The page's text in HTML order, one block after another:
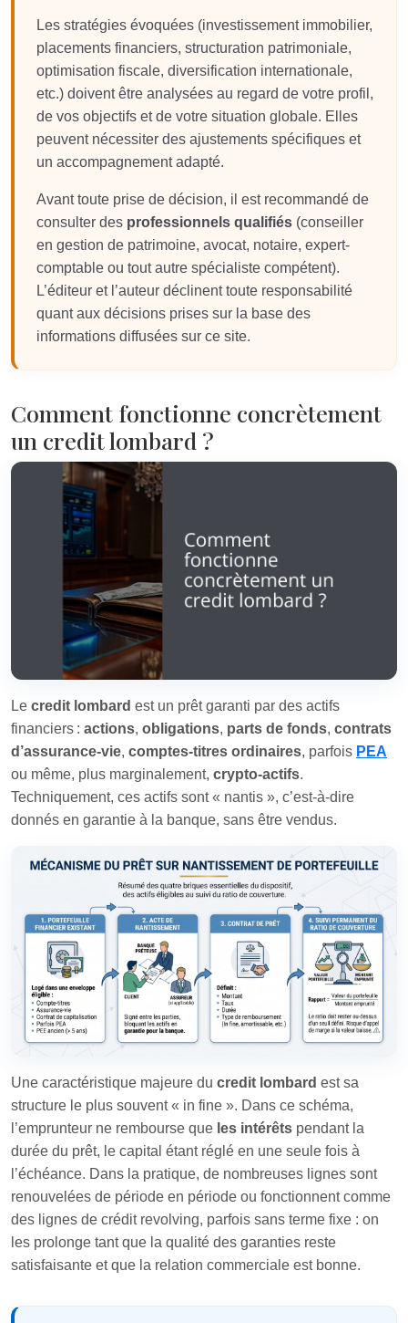
Les stratégies évoquées (investissement immobilier,
placements financiers, structuration patrimoniale,
optimisation fiscale, diversification internationale,
etc.) doivent être analysées au regard de votre profil,
de vos objectifs et de votre situation globale. Elles
peuvent nécessiter des ajustements spécifiques et
un accompagnement adapté.
Avant toute prise de décision, il est recommandé de
consulter des professionnels qualifiés (conseiller
en gestion de patrimoine, avocat, notaire, expert-
comptable ou tout autre spécialiste compétent).
L’éditeur et l’auteur déclinent toute responsabilité
quant aux décisions prises sur la base des
informations diffusées sur ce site.
Comment fonctionne concrètement
un credit lombard ?
Le credit lombard est un prêt garanti par des actifs
financiers : actions, obligations, parts de fonds, contrats
d’assurance-vie, comptes-titres ordinaires, parfois PEA
ou même, plus marginalement, crypto-actifs.
Techniquement, ces actifs sont « nantis », c’est-à-dire
donnés en garantie à la banque, sans être vendus.
Une caractéristique majeure du credit lombard est sa
structure le plus souvent « in fine ». Dans ce schéma,
l’emprunteur ne rembourse que les intérêts pendant la
durée du prêt, le capital étant réglé en une seule fois à
l’échéance. Dans la pratique, de nombreuses lignes sont
renouvelées de période en période ou fonctionnent comme
des lignes de crédit revolving, parfois sans terme fixe : on
les prolonge tant que la qualité des garanties reste
satisfaisante et que la relation commerciale est bonne.